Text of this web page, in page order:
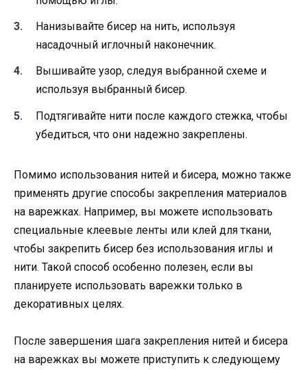
Нанизывайте бисер на нить, используя
насадочный иглочный наконечник.
Вышивайте узор, следуя выбранной схеме и
используя выбранный бисер.
Подтягивайте нити после каждого стежка, чтобы
убедиться, что они надежно закреплены.
Помимо использования нитей и бисера, можно также
применять другие способы закрепления материалов
на варежках. Например, вы можете использовать
специальные клеевые ленты или клей для ткани,
чтобы закрепить бисер без использования иглы и
нити. Такой способ особенно полезен, если вы
планируете использовать варежки только в
декоративных целях.
После завершения шага закрепления нитей и бисера
на варежках вы можете приступить к следующему